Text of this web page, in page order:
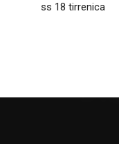
ss 18 tirrenica